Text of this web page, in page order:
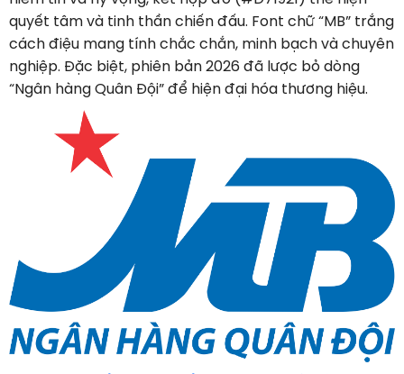
quyết tâm và tinh thần chiến đấu. Font chữ “MB” trắng
cách điệu mang tính chắc chắn, minh bạch và chuyên
nghiệp. Đặc biệt, phiên bản 2026 đã lược bỏ dòng
“Ngân hàng Quân Đội” để hiện đại hóa thương hiệu.